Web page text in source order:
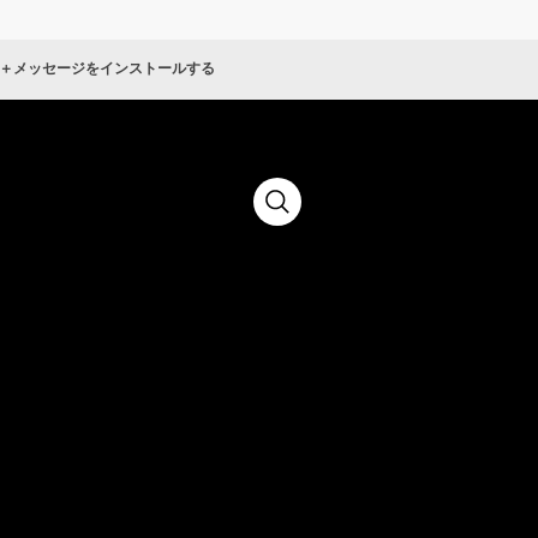
メッセージをインストールする